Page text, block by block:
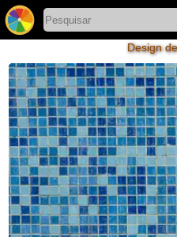
Design